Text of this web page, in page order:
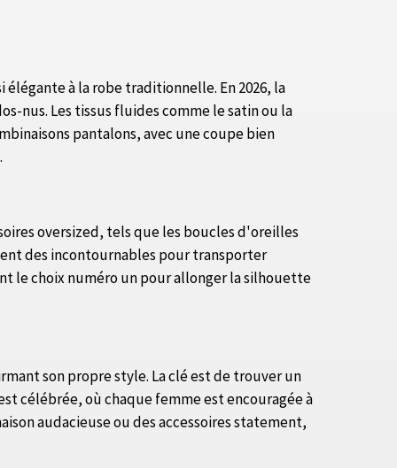
à la robe traditionnelle. En 2026, la
nus. Les tissus fluides comme le satin ou la
pantalons, avec une coupe bien
oversized, tels que les boucles d'oreilles
des incontournables pour transporter
le choix numéro un pour allonger la silhouette
son propre style. La clé est de trouver un
célébrée, où chaque femme est encouragée à
audacieuse ou des accessoires statement,